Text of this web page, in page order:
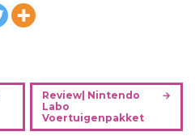
Review| Nintendo
Labo
Voertuigenpakket